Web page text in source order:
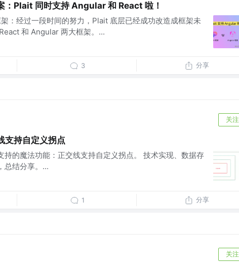
：Plait 同时支持 Angular 和 React 啦！
：经过一段时间的努力，Plait 底层已经成功改造成框架未
和 Angular 两大框架。...
3 分享
关注
支持自定义拐点
持的魔法功能：正交线支持自定义拐点。 技术实现、数据存
总结分享。...
1 分享
关注